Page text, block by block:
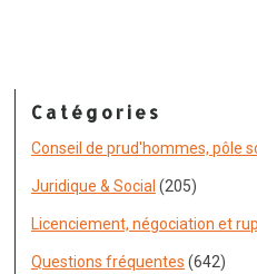
Catégories
Conseil de prud'hommes, pôle
Juridique & Social (205)
Licenciement, négociation et
Questions fréquentes (642)